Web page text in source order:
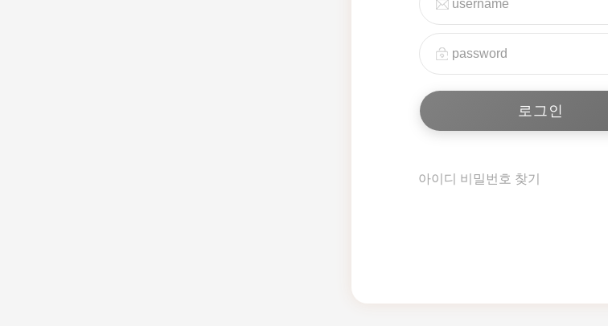
아이디 비밀번호 찾기